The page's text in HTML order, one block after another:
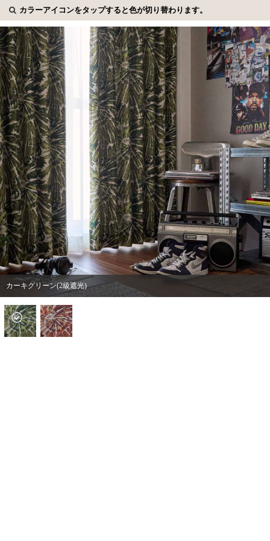
カラーアイコンをタップすると色が切り替わります。
カーキグリーン(2級遮光)